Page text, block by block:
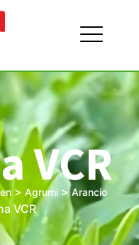
VCR
> Agrumi>Arancio
VCR